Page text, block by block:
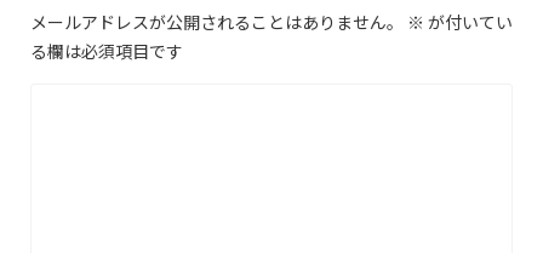
メールアドレスが公開されることはありません。 ※ が付いてい
る欄は必須項目です